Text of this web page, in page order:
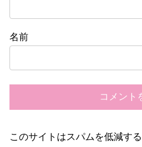
名前
このサイトはスパムを低減す